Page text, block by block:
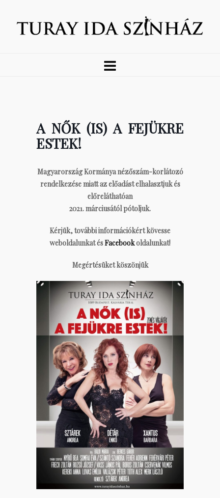
A NŐK (IS) A FEJÜKRE
ESTEK!
Magyarország Kormánya nézőszám-korlátozó
rendelkezése miatt az előadást elhalasztjuk és
előreláthatóan
2021. márciusától pótoljuk.
Kérjük, további információkért kövesse
weboldalunkat ésFacebookoldalunkat!
Megértésüket köszönjük